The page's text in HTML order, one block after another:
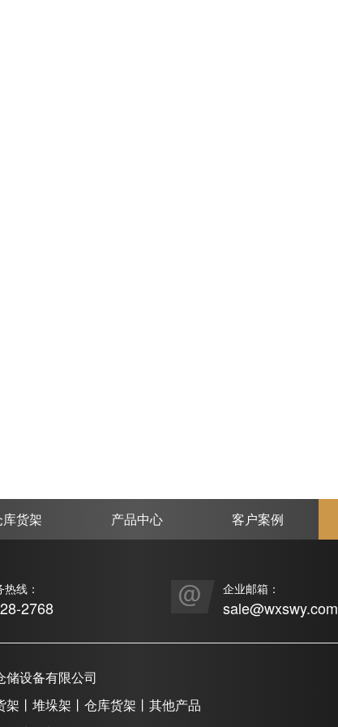
货架 产品中心 客户案例
线：
2768
企业邮箱：
sale@wxswy.com
储设备有限公司
架丨堆垛架丨仓库货架丨其他产品